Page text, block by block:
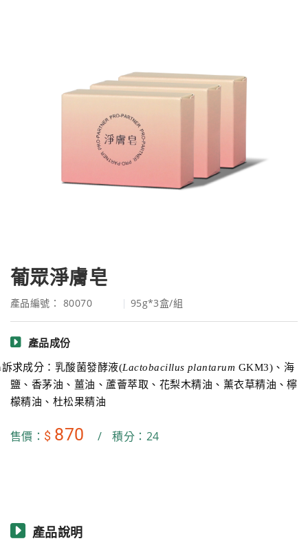
葡眾淨膚皂
產品編號： 80070 95g*3盒/組
產品成份
訴求成分：乳酸菌發酵液(Lactobacillus plantarum GKM3) 、海
鹽、香茅油、薑油、蘆薈萃取、花梨木精油、薰衣草精油、檸
檬精油、杜松果精油
售價： $ 870 / 積分：24
產品說明